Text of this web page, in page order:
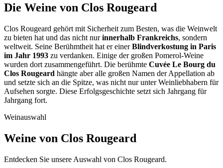
Die Weine von Clos Rougeard
Clos Rougeard gehört mit Sicherheit zum Besten, was die Weinwelt
zu bieten hat und das nicht nurinnerhalb Frankreichs, sondern
weltweit. Seine Berühmtheit hat er einerBlindverkostung in Paris
im Jahr 1993 zu verdanken. Einige der großen Pomerol-Weine
wurden dort zusammengeführt. Die berühmte Cuvée Le Bourg du
Clos Rougeard hängte aber alle großen Namen der Appellation ab
und setzte sich an die Spitze, was nicht nur unter Weinliebhabern für
Aufsehen sorgte. Diese Erfolgsgeschichte setzt sich Jahrgang für
Jahrgang fort.
Weinauswahl
Weine von Clos Rougeard
Entdecken Sie unsere Auswahl von Clos Rougeard.